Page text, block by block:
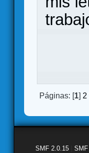
Páginas: [1] 2
SMF 2.0.15